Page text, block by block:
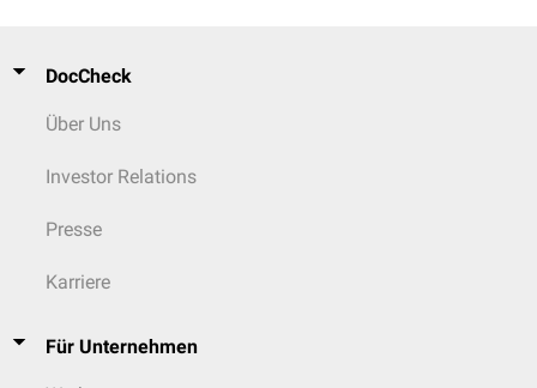
DocCheck
Über Uns
Investor Relations
Presse
Karriere
Für Unternehmen